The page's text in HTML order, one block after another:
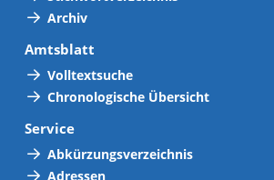
Archiv
Amtsblatt
Volltextsuche
Chronologische Übersicht
Service
Abkürzungsverzeichnis
Adressen